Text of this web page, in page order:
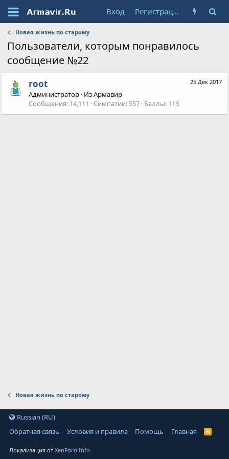
Вход Регистрация
Новая жизнь по старому
Пользователи, которым понравилось
сообщение №22
25 Дек 2017
root
Администратор · ИзАрмавир
Сообщения 14,111 Симпатии 557 Баллы 113
Новая жизнь по старому
Russian (RU)
Обратная связь
Условия и правила Помощь Главная
Локализация отXenForo.Info